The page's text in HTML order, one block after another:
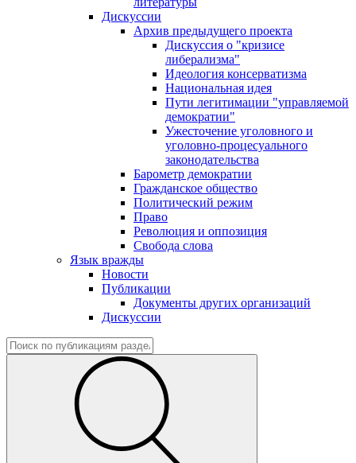
Дискуссии
Архив предыдущего проекта
Дискуссия о "кризисе
либерализма"
Идеология консерватизма
Национальная идея
Пути легитимации "управляемой
демократии"
Ужесточение уголовного и
уголовно-процесуального
законодательства
Барометр демократии
Гражданское общество
Политический режим
Право
Революция и оппозиция
Свобода слова
Язык вражды
Новости
Публикации
Документы других организаций
Дискуссии